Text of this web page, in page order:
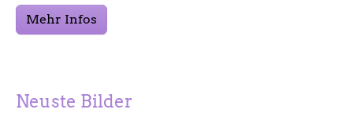
Mehr Infos
Neuste Bilder